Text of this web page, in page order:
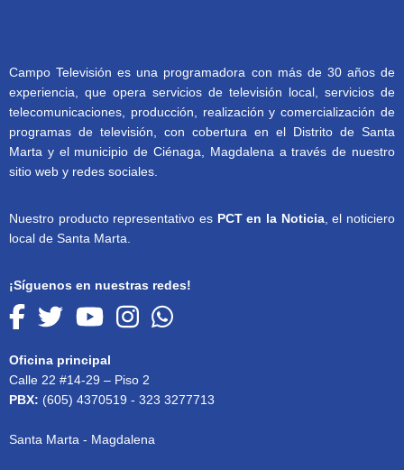
Campo Televisión es una programadora con más de 30 años de
experiencia, que opera servicios de televisión local, servicios de
telecomunicaciones, producción, realización y comercialización de
programas de televisión, con cobertura en el Distrito de Santa
Marta y el municipio de Ciénaga, Magdalena a través de nuestro
sitio web y redes sociales.
Nuestro producto representativo es PCT en la Noticia, el noticiero
local de Santa Marta.
¡Síguenos en nuestras redes!
Oficina principal
Calle 22 #14-29 – Piso 2
PBX: (605) 4370519 - 323 3277713
Santa Marta - Magdalena